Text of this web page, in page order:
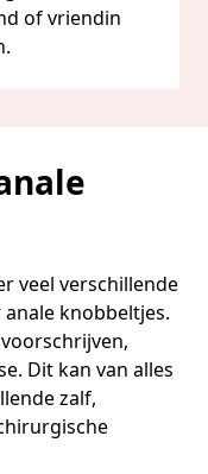
of vriendin
veel verschillende
knobbeltjes.
Dit kan van alles
zalf,